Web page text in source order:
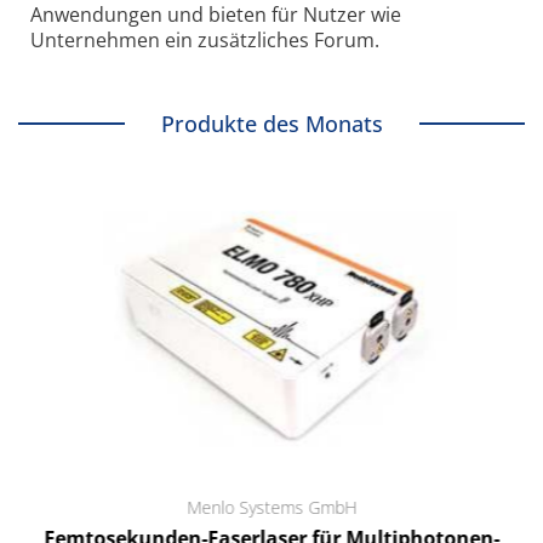
Anwendungen und bieten für Nutzer wie
Unternehmen ein zusätzliches Forum.
Produkte des Monats
Menlo Systems GmbH